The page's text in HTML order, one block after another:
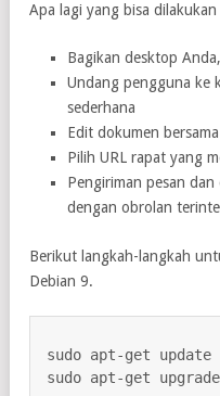
Apa lagi yang bisa
Bagikan desktop
Undang pengguna ke
sederhana
Edit dokumen
Pilih URL rapat yang
Pengiriman pesan
dengan obrolan
Berikut langkah-langkah
Debian 9.
sudo apt-get update
sudo apt-get